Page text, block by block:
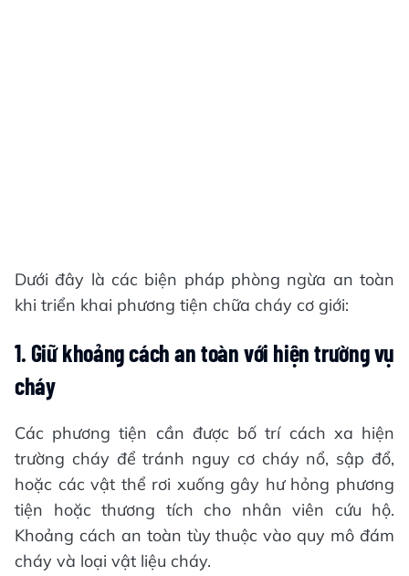
Dưới đây là các biện pháp phòng ngừa an toàn
khi triển khai phương tiện chữa cháy cơ giới:
1.Giữ khoảng cách an toàn với hiện trường vụ
cháy
Các phương tiện cần được bố trí cách xa hiện
trường cháy để tránh nguy cơ cháy nổ, sập đổ,
hoặc các vật thể rơi xuống gây hư hỏng phương
tiện hoặc thương tích cho nhân viên cứu hộ.
Khoảng cách an toàn tùy thuộc vào quy mô đám
cháy và loại vật liệu cháy.